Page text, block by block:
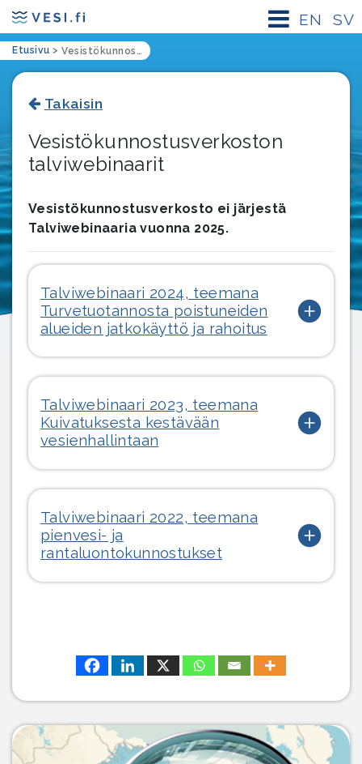
SV
EN
Etusivu > Vesistökunnostusverkoston talviwebinaarit
Takaisin
Vesistökunnostusverkoston
talviwebinaarit
Vesistökunnostusverkosto ei järjestä
Talviwebinaaria vuonna 2025.
Talviwebinaari 2024, teemana
Turvetuotannosta poistuneiden
alueiden jatkokäyttö ja rahoitus
Talviwebinaari 2023, teemana
Kuivatuksesta kestävään
vesienhallintaan
Talviwebinaari 2022, teemana
pienvesi- ja
rantaluontokunnostukset